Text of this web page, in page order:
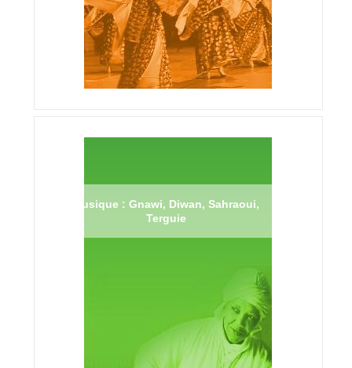
Musique : Gnawi, Diwan, Sahraoui,
Terguie